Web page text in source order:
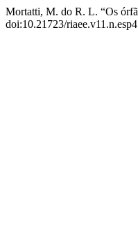
Mortatti, M. do R. L. “Os
doi:10.21723/